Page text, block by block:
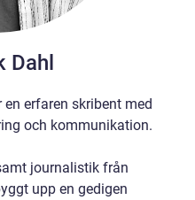
Dahl
erfaren skribent med
och kommunikation.
journalistik från
upp en gedigen